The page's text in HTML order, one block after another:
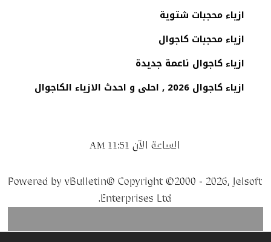
ازياء محجبات شتوية
ازياء محجبات كاجوال
ازياء كاجوال ناعمة جديدة
ازياء كاجوال 2026 , احلى و احدث الازياء الكاجوال
الساعة الآن 11:51 AM
Powered by vBulletin® Copyright ©2000 - 2026, Jelsoft
Enterprises Ltd.